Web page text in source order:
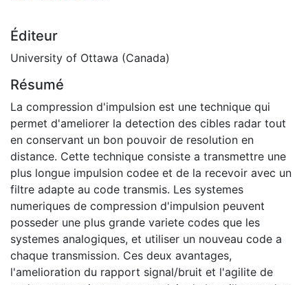
Éditeur
University of Ottawa (Canada)
Résumé
La compression d'impulsion est une technique qui
permet d'ameliorer la detection des cibles radar tout
en conservant un bon pouvoir de resolution en
distance. Cette technique consiste a transmettre une
plus longue impulsion codee et de la recevoir avec un
filtre adapte au code transmis. Les systemes
numeriques de compression d'impulsion peuvent
posseder une plus grande variete codes que les
systemes analogiques, et utiliser un nouveau code a
chaque transmission. Ces deux avantages,
l'amelioration du rapport signal/bruit et l'agilite de